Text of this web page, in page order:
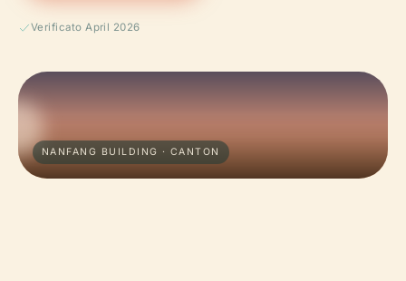
Verificato April 2026
NANFANG BUILDING · CANTON